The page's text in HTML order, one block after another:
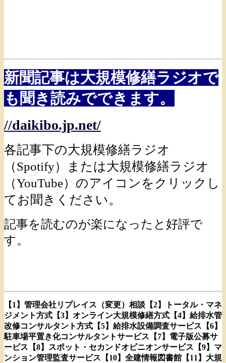
新聞記事は大規模修繕ラジオで
も聞き読みでできます。
//daikibo.jp.net/
各記事下の大規模修繕ラジオ
（Spotify）または大規模修繕ラジオ
（YouTube）のアイコンをクリックし
てお聞きください。
記事を読むのが楽になったと好評で
す。
【1】管理会社リプレイス（変更）相談 【2】トータル・マネ
ジメント方式 【3】オンライン大規模修繕方式 【4】給排水管
改修コンサルタント方式 【5】給排水設備調査サービス 【6】
駐車場平置き化コンサルタントサービス 【7】電子版公募サ
ービス 【8】スポット・セカンドオピニオンサービス 【9】マ
ンション管理監査サービス 【10】全建情報図書館 【11】大規